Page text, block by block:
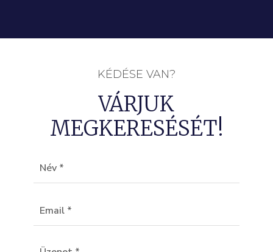
KÉDÉSE VAN?
VÁRJUK
MEGKERESÉSÉT!